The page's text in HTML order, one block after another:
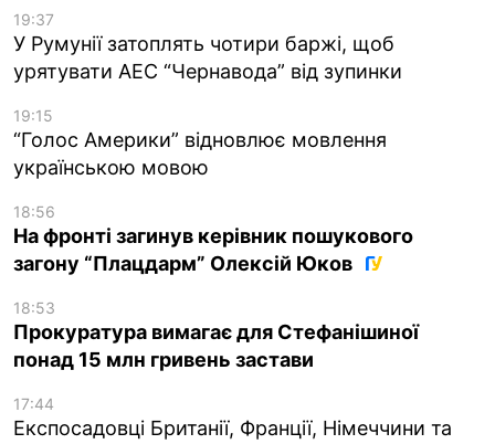
19:37
У Румунії затоплять чотири баржі, щоб
урятувати АЕС “Чернавода” від зупинки
19:15
“Голос Америки” відновлює мовлення
українською мовою
18:56
На фронті загинув керівник пошукового
загону “Плацдарм” Олексій Юков
18:53
Прокуратура вимагає для Стефанішиної
понад 15 млн гривень застави
17:44
Експосадовці Британії, Франції, Німеччини та